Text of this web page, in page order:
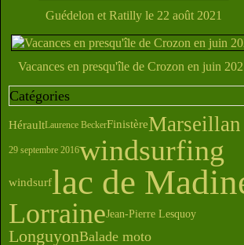
Guédelon et Ratilly le 22 août 2021
Vacances en presqu'île de Crozon en juin
Catégories
HéraultLaurence BeckerFinistèreMarseillan
29 septembre 2016windsurfing
windsurflac de
LorraineJean-Pierre Lesquoy
LonguyonBalade moto